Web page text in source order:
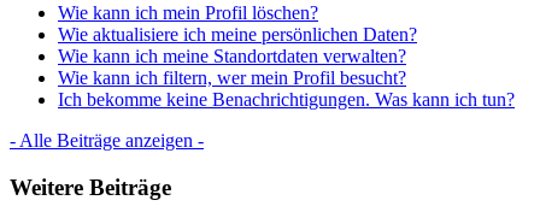
Wie kann ich mein Profil löschen?
Wie aktualisiere ich meine persönlichen Daten?
Wie kann ich meine Standortdaten verwalten?
Wie kann ich filtern, wer mein Profil besucht?
Ich bekomme keine Benachrichtigungen. Was kann ich tun?
- Alle Beiträge anzeigen -
Weitere Beiträge